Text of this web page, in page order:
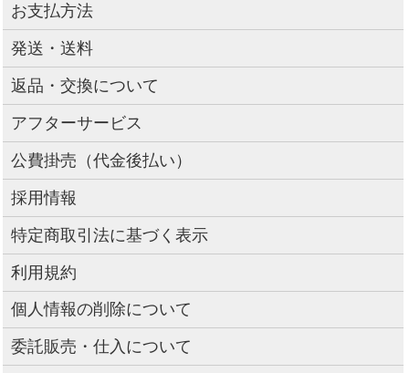
お支払方法
発送・送料
返品・交換について
アフターサービス
公費掛売（代金後払い）
採用情報
特定商取引法に基づく表示
利用規約
個人情報の削除について
委託販売・仕入について